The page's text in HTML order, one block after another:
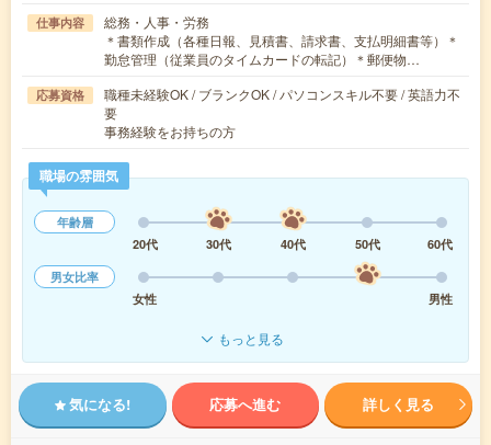
仕事内容
総務・人事・労務
＊書類作成（各種日報、見積書、請求書、支払明細書等）＊
勤怠管理（従業員のタイムカードの転記）＊郵便物…
応募資格
職種未経験OK / ブランクOK / パソコンスキル不要 / 英語力不
要
事務経験をお持ちの方
職場の雰囲気
年齢層
20代
30代 40代 50代
60代
男女比率
女性
男性
もっと見る
気になる! 応募へ進む 詳しく見る